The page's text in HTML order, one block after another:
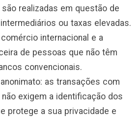
realizadas em questão de
ou taxas elevadas.
internacional e a
de pessoas que não têm
convencionais.
as transações com
exigem a identificação dos
protege a sua privacidade e